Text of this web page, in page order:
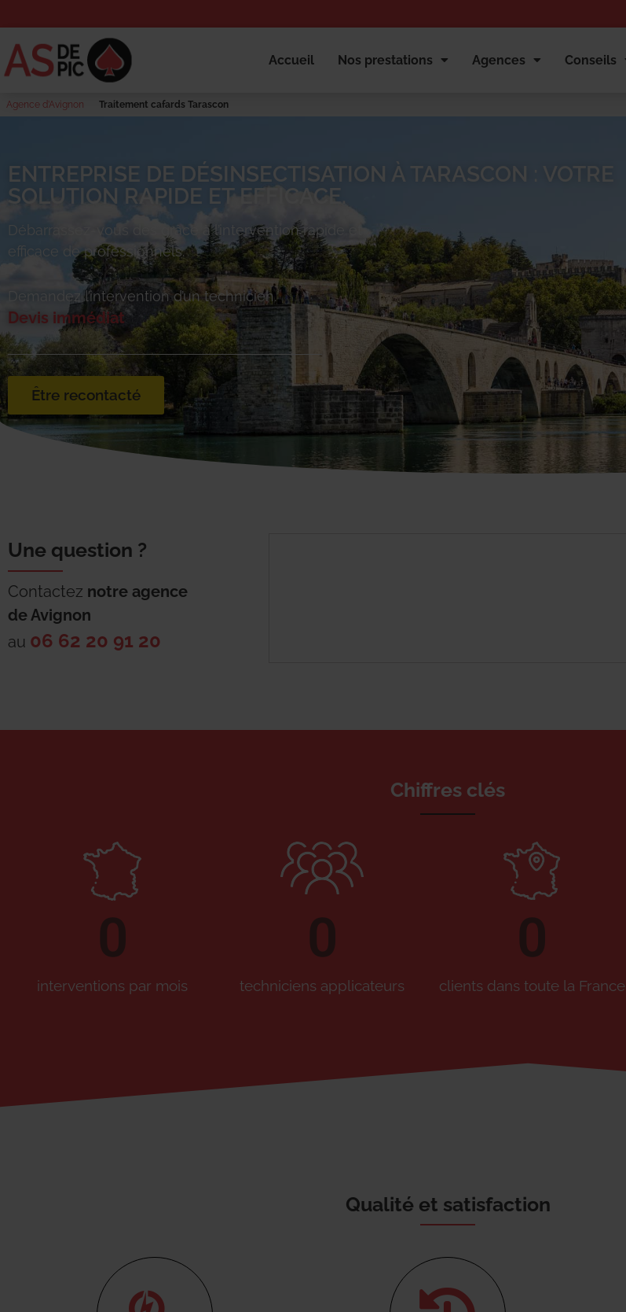
Accueil Nos prestations Agences Conseils
Agence d’Avignon Traitement cafards Tarascon
ENTREPRISE DE DÉSINSECTISATION À TARASCON : VOTRE
SOLUTION RAPIDE ET EFFICACE.
Débarrassez-vous des
grâce à l’intervention rapide et
efficace de professionnels.
Demandez l’intervention d’un technicien.
Devis immédiat
Être recontacté
Une question ?
Contactez notre agence
de Avignon
au 06 62 20 91 20
Chiffres clés
interventions par mois
0
techniciens applicateurs
0
clients dans toute la France
0
Qualité et satisfaction